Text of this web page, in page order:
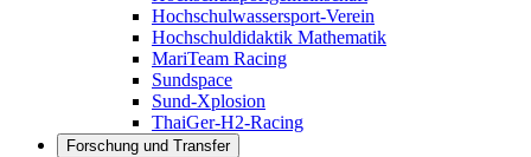
Hochschulwassersport-Verein
Hochschuldidaktik Mathematik
MariTeam Racing
Sundspace
Sund-Xplosion
ThaiGer-H2-Racing
Forschung und Transfer